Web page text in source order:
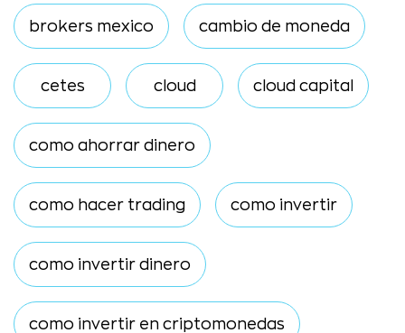
brokers mexico cambio de moneda
cetes cloud cloud capital
como ahorrar dinero
como hacer trading como invertir
como invertir dinero
como invertir en criptomonedas